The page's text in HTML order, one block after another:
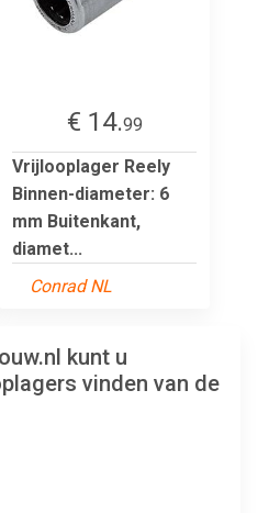
€ 14.99
Vrijlooplager Reely
Binnen-diameter: 6
mm Buitenkant,
diamet...
Conrad NL
kunt u
vinden van de